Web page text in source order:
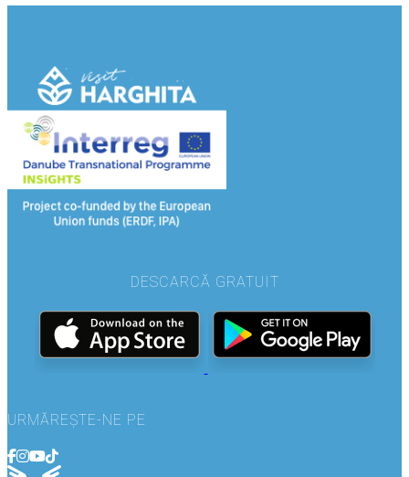
DESCARCĂ GRATUIT
URMĂREȘTE-NE PE